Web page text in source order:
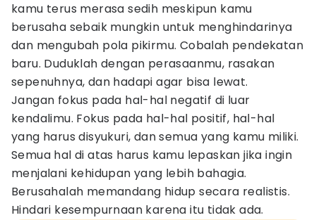
kamu terus merasa sedih meskipun kamu
berusaha sebaik mungkin untuk menghindarinya
dan mengubah pola pikirmu. Cobalah pendekatan
baru. Duduklah dengan perasaanmu, rasakan
sepenuhnya, dan hadapi agar bisa lewat.
Jangan fokus pada hal-hal negatif di luar
kendalimu. Fokus pada hal-hal positif, hal-hal
yang harus disyukuri, dan semua yang kamu miliki.
Semua hal di atas harus kamu lepaskan jika ingin
menjalani kehidupan yang lebih bahagia.
Berusahalah memandang hidup secara realistis.
Hindari kesempurnaan karena itu tidak ada.